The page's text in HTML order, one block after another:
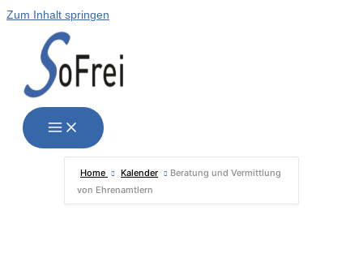
Zum Inhalt springen
Home Kalender
Bera­tung und Ver­mitt­lung
von Ehrenamtlern